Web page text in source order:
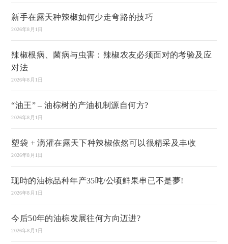
新手在露天种辣椒如何少走弯路的技巧
2026年8月1日
辣椒根病、菌病与虫害：辣椒农友必须面对的考验及应
对法
2026年8月1日
“油王” – 油棕树的产油机制源自何方?
2026年8月1日
塑袋 + 滴灌在露天下种辣椒依然可以很精采及丰收
2026年8月1日
现時的油棕品种年产35吨/公顷鲜果串已不是夢!
2026年8月1日
今后50年的油棕发展往何方向迈进?
2026年8月1日